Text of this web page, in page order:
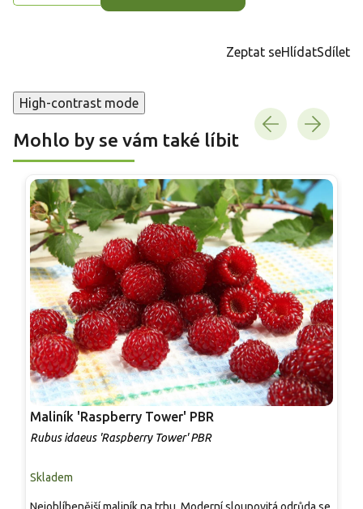
Zeptat seHlídatSdílet
High-contrast mode
Mohlo by se vám také líbit
Maliník 'Raspberry Tower' PBR
Rubus idaeus 'Raspberry Tower' PBR
Skladem